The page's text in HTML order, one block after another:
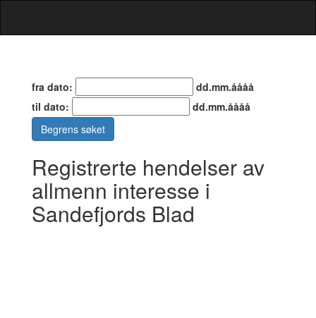
fra dato:
dd.mm.åååå
til dato:
dd.mm.åååå
Begrens søket
Registrerte hendelser av
allmenn interesse i
Sandefjords Blad